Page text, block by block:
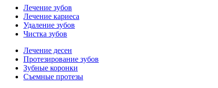
Лечение зубов
Лечение кариеса
Удаление зубов
Чистка зубов
Лечение десен
Протезирование зубов
Зубные коронки
Съемные протезы